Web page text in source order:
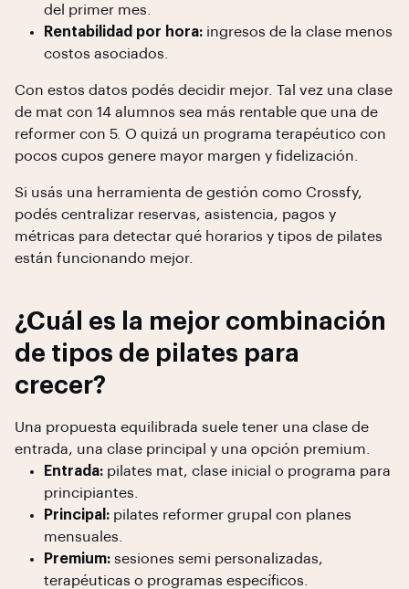
del primer mes.
Rentabilidad por hora: ingresos de la clase menos
costos asociados.
Con estos datos podés decidir mejor. Tal vez una clase
de mat con 14 alumnos sea más rentable que una de
reformer con 5. O quizá un programa terapéutico con
pocos cupos genere mayor margen y fidelización.
Si usás una herramienta de gestión como Crossfy,
podés centralizar reservas, asistencia, pagos y
métricas para detectar qué horarios y tipos de pilates
están funcionando mejor.
¿Cuál es la mejor combinación
de tipos de pilates para
crecer?
Una propuesta equilibrada suele tener una clase de
entrada, una clase principal y una opción premium.
Entrada: pilates mat, clase inicial o programa para
principiantes.
Principal: pilates reformer grupal con planes
mensuales.
Premium: sesiones semi personalizadas,
terapéuticas o programas específicos.